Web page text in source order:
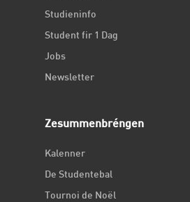
Studieninfo
Student fir 1 Dag
Jobs
Newsletter
Zesummenbréngen
Kalenner
De Studentebal
Tournoi de Noël